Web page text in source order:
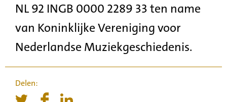
NL 92 INGB 0000 2289 33 ten name
van Koninklijke Vereniging voor
Nederlandse Muziekgeschiedenis.